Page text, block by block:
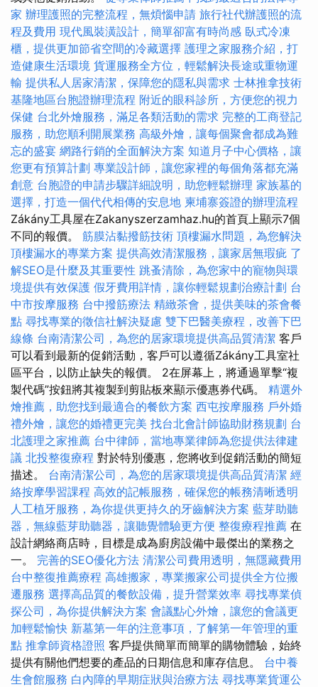
家 辦理護照的完整流程，無煩惱申請 旅行社代辦護照的流
程及費用 現代風裝潢設計，簡單卻富有時尚感 臥式冷凍
櫃，提供更加節省空間的冷藏選擇 護理之家服務介紹，打
造健康生活環境 貨運服務全方位，輕鬆解決長途或重物運
輸 提供私人居家清潔，保障您的隱私與需求 士林推拿技術
基隆地區台胞證辦理流程 附近的眼科診所，方便您的視力
保健 台北外燴服務，滿足各類活動的需求 完整的工商登記
服務，助您順利開展業務 高級外燴，讓每個聚會都成為難
忘的盛宴 網路行銷的全面解決方案 知道月子中心價格，讓
您更有預算計劃 專業設計師，讓您家裡的每個角落都充滿
創意 台胞證的申請步驟詳細說明，助您輕鬆辦理 家族墓的
選擇，打造一個代代相傳的安息地 柬埔寨簽證的辦理流程
Zákány工具屋在Zakanyszerzamhaz.hu的首頁上顯示7個
不同的報價。 筋膜沾黏撥筋技術 頂樓漏水問題，為您解決
頂樓漏水的專業方案 提供高效清潔服務，讓家居無瑕疵 了
解SEO是什麼及其重要性 跳蚤清除，為您家中的寵物與環
境提供有效保護 假牙費用詳情，讓你輕鬆規劃治療計劃 台
中市按摩服務 台中撥筋療法 精緻茶會，提供美味的茶會餐
點 尋找專業的徵信社解決疑慮 雙下巴醫美療程，改善下巴
線條 台南清潔公司，為您的居家環境提供高品質清潔 客戶
可以看到最新的促銷活動，客戶可以遵循Zákány工具室社
區平台，以防止缺失的報價。 2在屏幕上，將通過單擊“複
製代碼”按鈕將其複製到剪貼板來顯示優惠券代碼。 精選外
燴推薦，助您找到最適合的餐飲方案 西屯按摩服務 戶外婚
禮外燴，讓您的婚禮更完美 找台北會計師協助財務規劃 台
北護理之家推薦 台中律師，當地專業律師為您提供法律建
議 北投整復療程 對於特別優惠，您將收到促銷活動的簡短
描述。 台南清潔公司，為您的居家環境提供高品質清潔 經
絡按摩學習課程 高效的記帳服務，確保您的帳務清晰透明
人工植牙服務，為你提供更持久的牙齒解決方案 藍芽助聽
器，無線藍芽助聽器，讓聽覺體驗更方便 整復療程推薦 在
設計網絡商店時，目標是成為廚房設備中最傑出的業務之
一。 完善的SEO優化方法 清潔公司費用透明，無隱藏費用
台中整復推薦療程 高雄搬家，專業搬家公司提供全方位搬
遷服務 選擇高品質的餐飲設備，提升營業效率 尋找專業偵
探公司，為你提供解決方案 會議點心外燴，讓您的會議更
加輕鬆愉快 新墓第一年的注意事項，了解第一年管理的重
點 推拿師資格證照 客戶提供簡單而簡單的購物體驗，始終
提供有關他們想要的產品的日期信息和庫存信息。 台中養
生會館服務 白內障的早期症狀與治療方法 尋找專業貨運公